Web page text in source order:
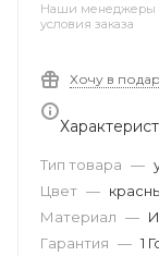
Наши менеджеры
условия заказа
Хочу в
Тип товара —
Цвет —
Материал —
Гарантия — 1